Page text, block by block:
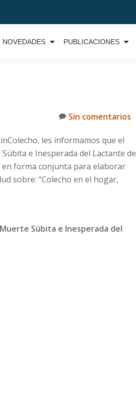
NOVEDADES PUBLICACIONES
Sin comentarios
les informamos que el
e Inesperada del Lactante de
en forma conjunta para elaborar
sobre: “Colecho en el hogar,
Súbita e Inesperada del